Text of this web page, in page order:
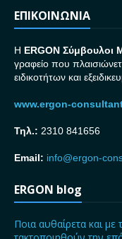
ΕΠΙΚΟΙΝΩΝΙΑ
H ERGON Σύμβουλοι
γραφείο που
ειδικοτήτων και
www.ergon-
Τηλ.: 2310 841656
Email: info@ergon-
ERGON blog
Ποια αυθαίρετα και